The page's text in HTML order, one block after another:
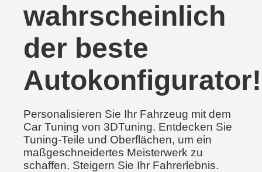
wahrscheinlich
der beste
Autokonfigurator!
Personalisieren Sie Ihr Fahrzeug mit dem
Car Tuning von 3DTuning. Entdecken Sie
Tuning-Teile und Oberflächen, um ein
maßgeschneidertes Meisterwerk zu
schaffen. Steigern Sie Ihr Fahrerlebnis.